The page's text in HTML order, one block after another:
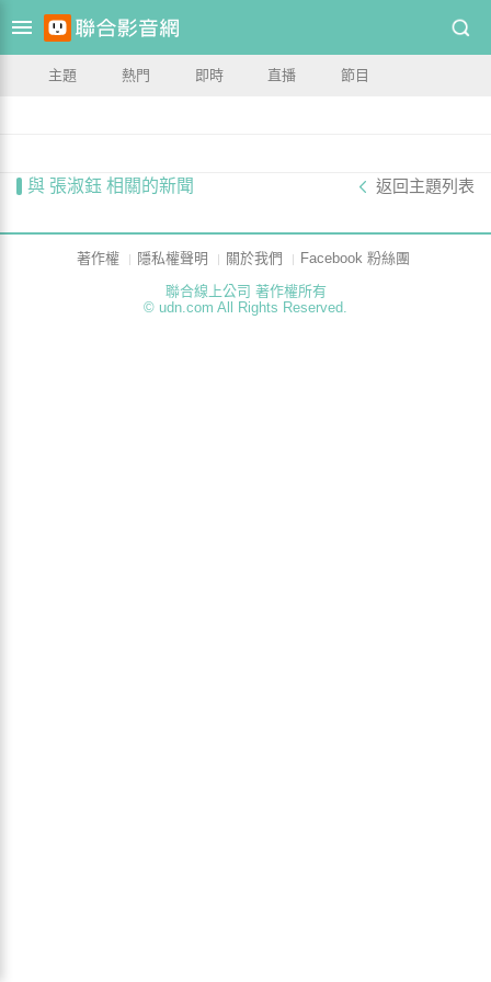
主題 熱門 即時 直播 節目
與 張淑鈺 相關的新聞 返回主題列表
著作權 隱私權聲明 關於我們
Facebook 粉絲團
聯合線上公司 著作權所有
© udn.com All Rights Reserved.